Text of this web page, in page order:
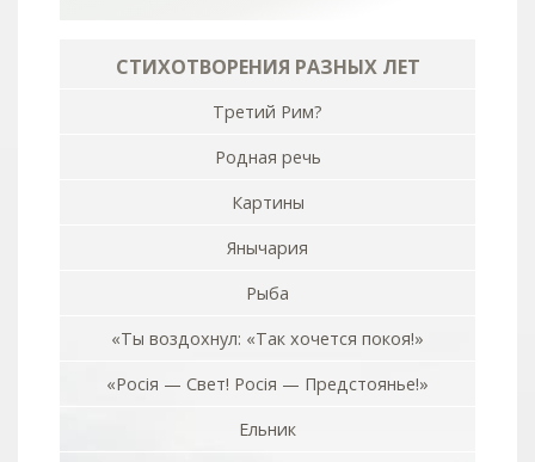
СТИХОТВОРЕНИЯ РАЗНЫХ ЛЕТ
Третий Рим?
Родная речь
Картины
Янычария
Рыба
«Ты воздохнул: «Так хочется покоя!»
«Росiя — Свет! Росiя — Предстоянье!»
Ельник